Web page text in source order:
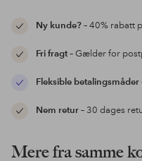
Ny kunde?– 40% rabatt
Fri fragt– Gælder for
Fleksible betalingsmåder
Nem retur– 30 dages
Mere fra samme